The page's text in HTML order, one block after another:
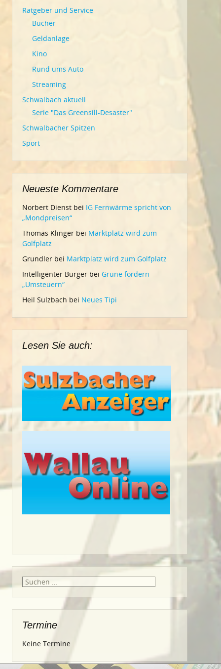
Ratgeber und Service
Bücher
Geldanlage
Kino
Rund ums Auto
Streaming
Schwalbach aktuell
Serie "Das Greensill-Desaster"
Schwalbacher Spitzen
Sport
Neueste Kommentare
Norbert Dienst bei IG Fernwärme spricht von
„Mondpreisen“
Thomas Klinger bei Marktplatz wird zum
Golfplatz
Grundler bei Marktplatz wird zum Golfplatz
Intelligenter Bürger bei Grüne fordern
„Umsteuern“
Heil Sulzbach bei Neues Tipi
Lesen Sie auch:
Suche
Termine
Keine Termine